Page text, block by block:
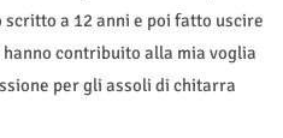
scritto a 12 anni e poi fatto uscire
contribuito alla mia voglia
per gli assoli di chitarra